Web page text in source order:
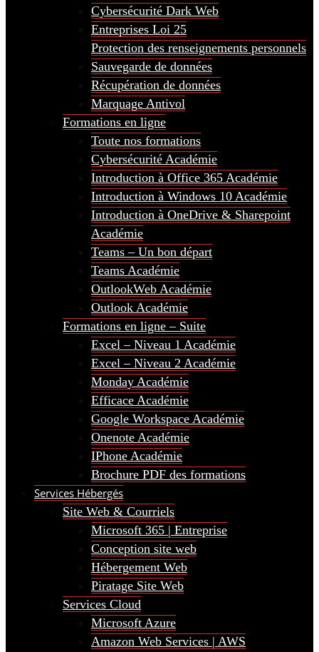
Cybersécurité Dark Web
Entreprises Loi 25
Protection des renseignements personnels
Sauvegarde de données
Récupération de données
Marquage Antivol
Formations en ligne
Toute nos formations
Cybersécurité Académie
Introduction à Office 365 Académie
Introduction à Windows 10 Académie
Introduction à OneDrive & Sharepoint
Académie
Teams – Un bon départ
Teams Académie
OutlookWeb Académie
Outlook Académie
Formations en ligne – Suite
Excel – Niveau 1 Académie
Excel – Niveau 2 Académie
Monday Académie
Efficace Académie
Google Workspace Académie
Onenote Académie
IPhone Académie
Brochure PDF des formations
Services Hébergés
Site Web & Courriels
Microsoft 365 | Entreprise
Conception site web
Hébergement Web
Piratage Site Web
Services Cloud
Microsoft Azure
Amazon Web Services | AWS